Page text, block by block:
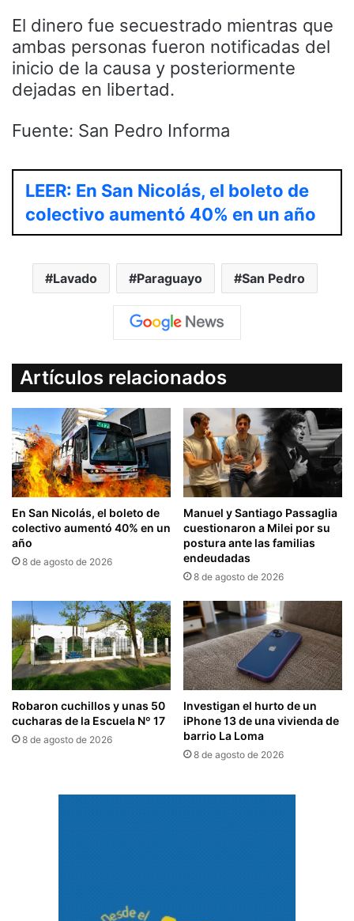
El dinero fue secuestrado mientras que
ambas personas fueron notificadas del
inicio de la causa y posteriormente
dejadas en libertad.
Fuente: San Pedro Informa
LEER: En San Nicolás, el boleto de
colectivo aumentó 40% en un año
Lavado Paraguayo San Pedro
Artículos relacionados
En San Nicolás, el boleto de
colectivo aumentó 40% en un
año
8 de agosto de 2026
Manuel y Santiago Passaglia
cuestionaron a Milei por su
postura ante las familias
endeudadas
8 de agosto de 2026
Robaron cuchillos y unas 50
cucharas de la Escuela Nº 17
8 de agosto de 2026
Investigan el hurto de un
iPhone 13 de una vivienda de
barrio La Loma
8 de agosto de 2026